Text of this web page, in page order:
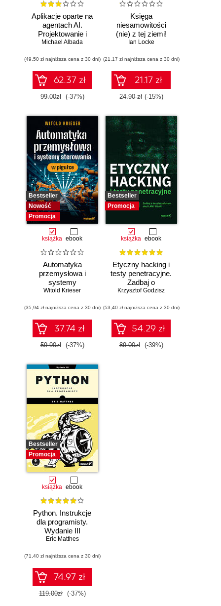
Aplikacje oparte na
agentach AI.
Projektowanie i
wdrażanie
wieloagentowych
Michael Albada
(49,50 zł najniższa cena z 30 dni)
62.37 zł
99.00zł (-37%)
Księga
niesamowitości
(nie) z tej ziemi!
Księga faktów
niezwykłych
Ian Locke
(21,17 zł najniższa cena z 30 dni)
21.17 zł
24.90 zł (-15%)
Bestseller
Nowość
Promocja
książka ebook
Automatyka
przemysłowa i
systemy
sterowania w
Witold Krieser
(35,94 zł najniższa cena z 30 dni)
37.74 zł
59.90zł (-37%)
Bestseller
Promocja
książka ebook
Etyczny hacking i
testy penetracyjne.
Zadbaj o
bezpieczeństwo
Krzysztof Godzisz
(53,40 zł najniższa cena z 30 dni)
54.29 zł
89.00zł (-39%)
Bestseller
Promocja
książka ebook
Python. Instrukcje
dla programisty.
Wydanie III
Eric Matthes
(71,40 zł najniższa cena z 30 dni)
74.97 zł
119.00zł (-37%)